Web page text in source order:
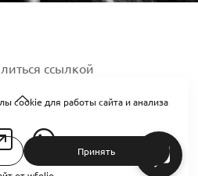
ссылкой
cookie для работы сайта и анализа
Принять